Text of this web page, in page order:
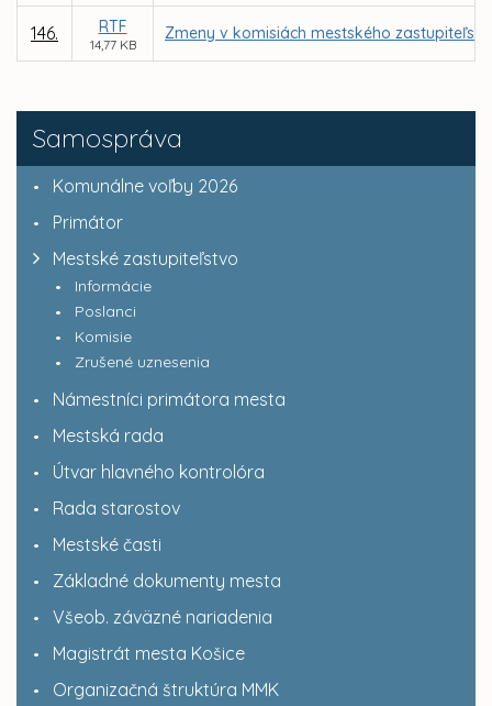
Samospráva
Komunálne voľby 2026
Primátor
Mestské zastupiteľstvo
Informácie
Poslanci
Komisie
Zrušené uznesenia
Námestníci primátora mesta
Mestská rada
Útvar hlavného kontrolóra
Rada starostov
Mestské časti
Základné dokumenty mesta
Všeob. záväzné nariadenia
Magistrát mesta Košice
Organizačná štruktúra MMK
146. RTF
14,77 KB
Zmeny v komisiách mestského